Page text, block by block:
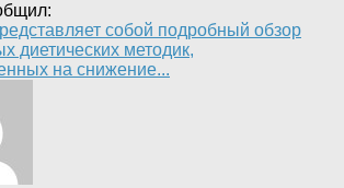
собой подробный обзор
диетических методик,
на снижение...